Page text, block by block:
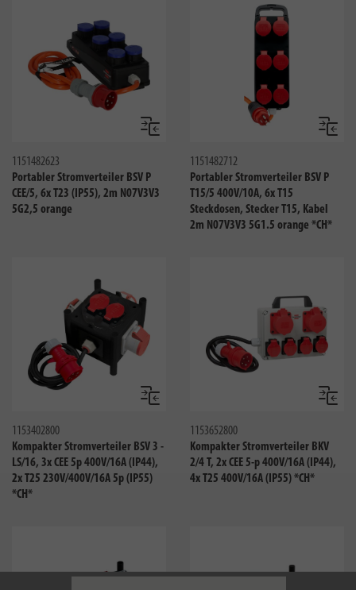
Vergleichen
1151482623
Portabler Stromverteiler BSV P
CEE/5, 6x T23 (IP55), 2m N07V3V3
5G2,5 orange
1151482712
Portabler Stromverteiler BSV P
T15/5 400V/10A, 6x T15
Steckdosen, Stecker T15, Kabel
2m N07V3V3 5G1.5 orange *CH*
Vergleichen
1153402800
Kompakter Stromverteiler BSV 3 -
LS/16, 3x CEE 5p 400V/16A (IP44),
2x T25 230V/400V/16A 5p (IP55)
*CH*
1153652800
Kompakter Stromverteiler BKV
2/4 T, 2x CEE 5-p 400V/16A (IP44),
4x T25 400V/16A (IP55) *CH*